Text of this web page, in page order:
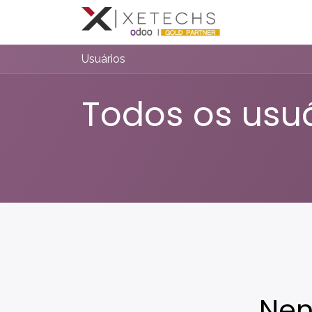
Usuários
Todos os